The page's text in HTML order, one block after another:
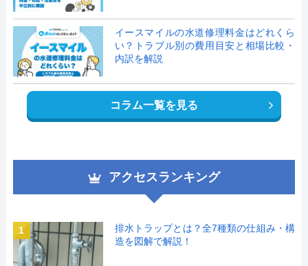
イースマイルの水道修理料金はどれくら
い？トラブル別の費用目安と相場比較・
内訳を解説
コラム一覧を見る
アクセスランキング
1
排水トラップとは？全7種類の仕組み・構
造を図解で解説！